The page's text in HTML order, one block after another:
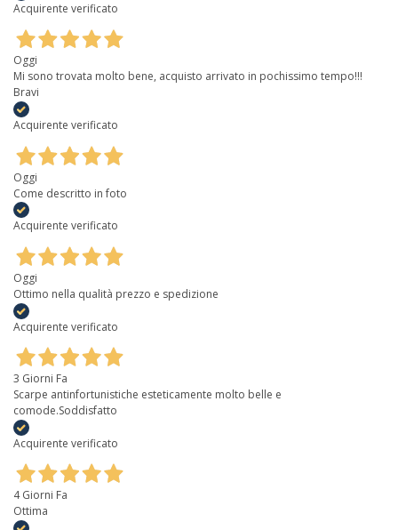
Acquirente verificato
Oggi
Mi sono trovata molto bene, acquisto arrivato in pochissimo tempo!!!
Bravi
Acquirente verificato
Oggi
Come descritto in foto
Acquirente verificato
Oggi
Ottimo nella qualità prezzo e spedizione
Acquirente verificato
3 Giorni Fa
Scarpe antinfortunistiche esteticamente molto belle e
comode.Soddisfatto
Acquirente verificato
4 Giorni Fa
Ottima